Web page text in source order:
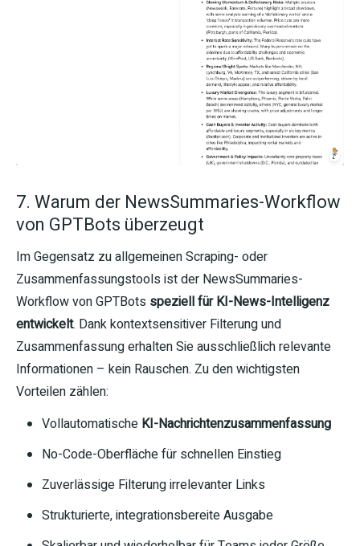
7. Warum der NewsSummaries-Workflow
von GPTBots überzeugt
Im Gegensatz zu allgemeinen Scraping- oder
Zusammenfassungstools ist der NewsSummaries-
Workflow von GPTBots speziell für KI-News-Intelligenz
entwickelt. Dank kontextsensitiver Filterung und
Zusammenfassung erhalten Sie ausschließlich relevante
Informationen – kein Rauschen. Zu den wichtigsten
Vorteilen zählen:
Vollautomatische KI-Nachrichtenzusammenfassung
No-Code-Oberfläche für schnellen Einstieg
Zuverlässige Filterung irrelevanter Links
Strukturierte, integrationsbereite Ausgabe